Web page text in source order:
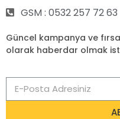
GSM : 0532 257 72 63
Güncel kampanya ve
olarak haberdar olmak